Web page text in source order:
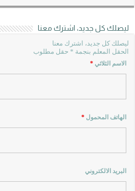
ليصلك كل جديد، اشترك معنا
ليصلك كل جديد، اشترك معنا
الحقل المعلم بنجمة * حقل مطلوب
الاسم الثلاثي*
الهاتف المحمول*
البريد الالكتروني